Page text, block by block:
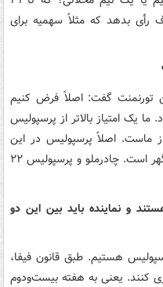
رأی بدهد که مثلاً سهمیه برای
گفت: اصلاً فرض کنیم
ما یک امتیاز بالاتر از پرسپولیس
ماست. اصلاً پرسپولیس در این
ماجرا نیست. موضوع بحث بین ما و گل‌گهر است. چادرملو و پرسپولیس ۲۲
و نماینده باید بین این دو
هستیم. طبق قانون فیفا،
کنند. یعنی به هفته بیست‌ودوم